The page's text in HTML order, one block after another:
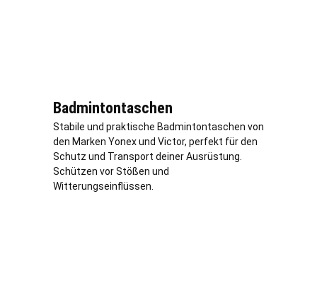
Badmintontaschen
Stabile und praktische Badmintontaschen von
den Marken Yonex und Victor, perfekt für den
Schutz und Transport deiner Ausrüstung.
Schützen vor Stößen und
Witterungseinflüssen.